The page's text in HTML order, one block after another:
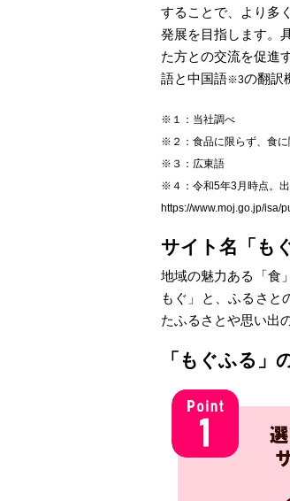
することで、より多
発展を目指します。
た方との交流を促進
語と中国語※3の翻訳
※１：当社調べ
※２：食品に限らず、食に
※３：広東語
※４：令和5年3月時点。出
https://www.moj.go.jp/isa/
サイト名「も
地域の魅力ある「食
もぐ」と、ふるさと
たふるさとや思い出
「もぐふる」